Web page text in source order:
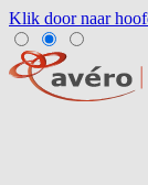
Klik door naar